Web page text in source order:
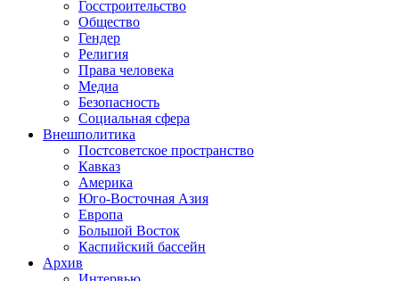
Госстроительство
Общество
Гендер
Религия
Права человека
Медиа
Безопасность
Социальная сфера
Внешполитика
Постсоветское пространство
Кавказ
Америка
Юго-Восточная Азия
Европа
Большой Восток
Каспийский бассейн
Архив